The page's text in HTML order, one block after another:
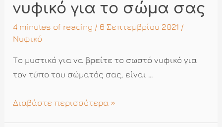
νυφικό για το σώμα σας
4 minutes of reading / 6 Σεπτεμβρίου 2021 /
Νυφικό
Το μυστικό για να βρείτε το σωστό νυφικό για
τον τύπο του σώματός σας, είναι …
Επιλέγοντας
Διαβάστε περισσότερα »